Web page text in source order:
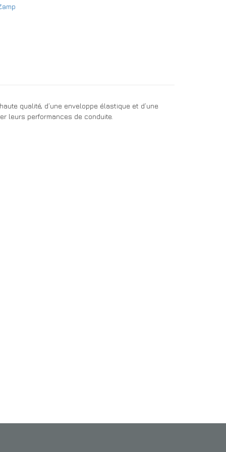
qualité, d’une enveloppe élastique et d’une
leurs performances de conduite.